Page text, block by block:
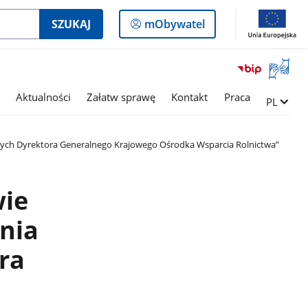
SZUKAJ
Logowanie
do
mObywatel
Otwórz
okno
Aktualności Załatw sprawę Kontakt Praca Zmień
PL
Dyrektora Generalnego Krajowego Ośrodka Wsparcia Rolnictwa”